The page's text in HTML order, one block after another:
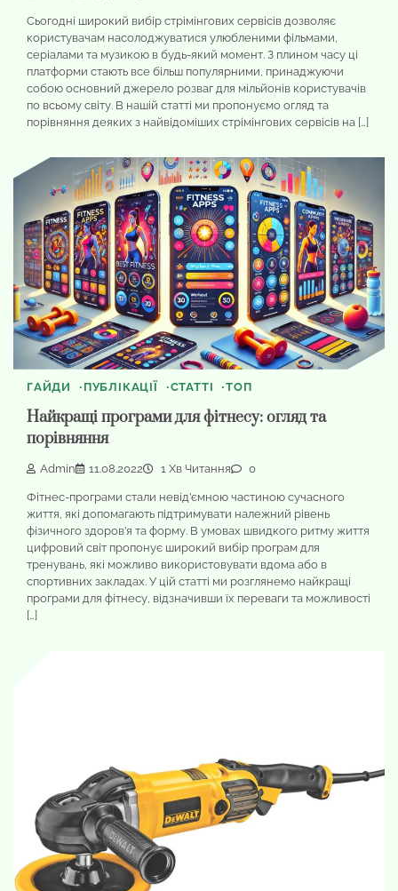
Сьогодні широкий вибір стрімінгових сервісів дозволяє
користувачам насолоджуватися улюбленими фільмами,
серіалами та музикою в будь-який момент. З плином часу ці
платформи стають все більш популярними, принаджуючи
собою основний джерело розваг для мільйонів користувачів
по всьому світу. В нашій статті ми пропонуємо огляд та
порівняння деяких з найвідоміших стрімінгових сервісів на […]
ГАЙДИ ПУБЛІКАЦІЇ СТАТТІ ТОП
Найкращі програми для фітнесу: огляд та
порівняння
Admin 11.08.2022 1 Хв Читання 0
Фітнес-програми стали невід’ємною частиною сучасного
життя, які допомагають підтримувати належний рівень
фізичного здоров’я та форму. В умовах швидкого ритму життя
цифровий світ пропонує широкий вибір програм для
тренувань, які можливо використовувати вдома або в
спортивних закладах. У цій статті ми розглянемо найкращі
програми для фітнесу, відзначивши їх переваги та можливості
[…]